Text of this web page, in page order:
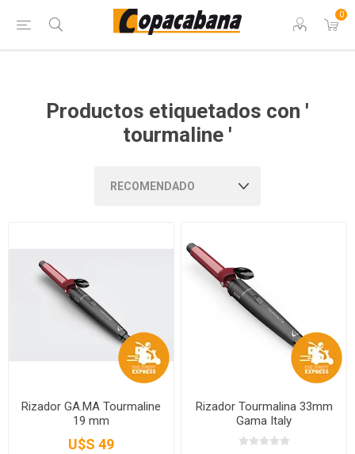
0
Productos etiquetados con '
tourmaline '
Rizador GA.MA Tourmaline
19 mm
U$S 49
Rizador Tourmalina 33mm
Gama Italy